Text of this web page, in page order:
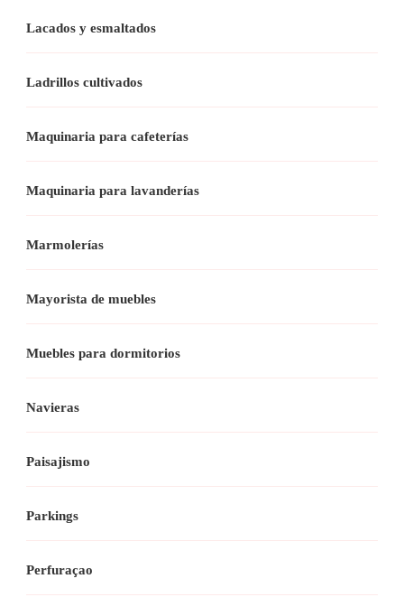
Lacados y esmaltados
Ladrillos cultivados
Maquinaria para cafeterías
Maquinaria para lavanderías
Marmolerías
Mayorista de muebles
Muebles para dormitorios
Navieras
Paisajismo
Parkings
Perfuraçao